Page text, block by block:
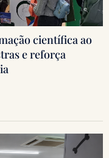
científica ao
e reforça